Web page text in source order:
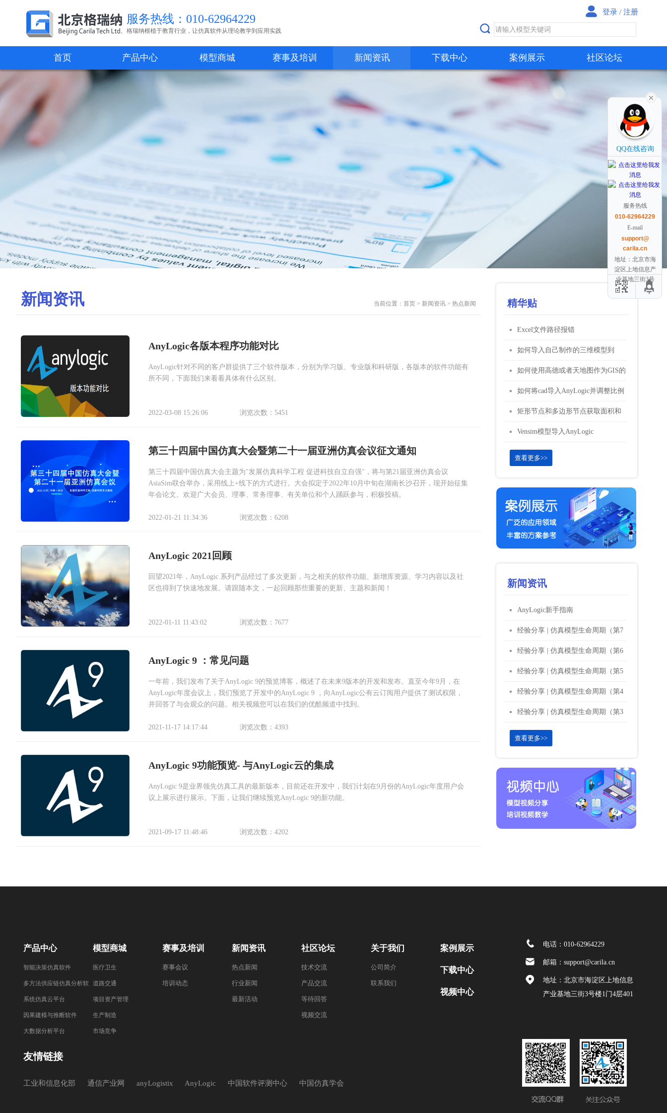
服务热线：010-62964229
格瑞纳根植于教育行业，让仿真软件从理论教学到应用实践
登录 / 注册
首页 产品中心 模型商城 赛事及培训 新闻资讯 下载中心 案例展示 社区论坛
新闻资讯 当前位置： 首页 > 新闻资讯 > 热点新闻
AnyLogic各版本程序功能对比
AnyLogic针对不同的客户群提供了三个软件版本，分别为学习版、专业版和科研版，各版本的软件功能有
所不同，下面我们来看看具体有什么区别。
2022-03-08 15:26:06 浏览次数：5451
第三十四届中国仿真大会暨第二十一届亚洲仿真会议征文通知
第三十四届中国仿真大会主题为"发展仿真科学工程 促进科技自立自强"，将与第21届亚洲仿真会议
AsiaSim联合举办，采用线上+线下的方式进行。大会拟定于2022年10月中旬在湖南长沙召开，现开始征集
年会论文。欢迎广大会员、理事、常务理事、有关单位和个人踊跃参与，积极投稿。
2022-01-21 11:34:36 浏览次数：6208
AnyLogic 2021回顾
回望2021年，AnyLogic 系列产品经过了多次更新，与之相关的软件功能、新增库资源、学习内容以及社
区也得到了快速地发展。请跟随本文，一起回顾那些重要的更新、主题和新闻！
2022-01-11 11:43:02 浏览次数：7677
AnyLogic 9 ：常见问题
一年前，我们发布了关于AnyLogic 9的预览博客，概述了在未来9版本的开发和发布。直至今年9月，在
AnyLogic年度会议上，我们预览了开发中的AnyLogic 9 ，向AnyLogic公有云订阅用户提供了测试权限，
并回答了与会观众的问题。相关视频您可以在我们的优酷频道中找到。
2021-11-17 14:17:44 浏览次数：4393
AnyLogic 9功能预览- 与AnyLogic云的集成
AnyLogic 9是业界领先仿真工具的最新版本，目前还在开发中，我们计划在9月份的AnyLogic年度用户会
议上展示进行展示。下面，让我们继续预览AnyLogic 9的新功能。
2021-09-17 11:48:46 浏览次数：4202
精华贴
Excel文件路径报错
如何导入自己制作的三维模型到
AnyLogic模型里
如何使用高德或者天地图作为GIS的
地图服务？
如何将cad导入AnyLogic并调整比例
矩形节点和多边形节点获取面积和
密度的方法
Vensim模型导入AnyLogic
查看更多>>
新闻资讯
AnyLogic新手指南
经验分享 | 仿真模型生命周期（第7
部分）—— 调查结果报告
经验分享 | 仿真模型生命周期（第6
部分）—— 分析结果
经验分享 | 仿真模型生命周期（第5
部分）—— 实验
经验分享 | 仿真模型生命周期（第4
部分）—— 校核和验证
经验分享 | 仿真模型生命周期（第3
部分）—— 构建模型
查看更多>>
产品中心
智能决策仿真软件
多方法供应链仿真分析软
件
系统仿真云平台
因果建模与推断软件
大数据分析平台
模型商城
医疗卫生
道路交通
项目资产管理
生产制造
市场竞争
赛事及培训
赛事会议
培训动态
新闻资讯
热点新闻
行业新闻
最新活动
社区论坛
技术交流
产品交流
等待回答
视频交流
关于我们
公司简介
联系我们
案例展示
下载中心
视频中心
友情链接
工业和信息化部 通信产业网 anyLogistix AnyLogic 中国软件评测中心 中国仿真学会
电话：010-62964229
邮箱：support@carila.cn
地址：北京市海淀区上地信息
产业基地三街3号楼1门4层401
QQ在线咨询
服务热线
010-62964229
E-mail
support@
carila.cn
地址：北京市海
淀区上地信息产
业基地三街3号